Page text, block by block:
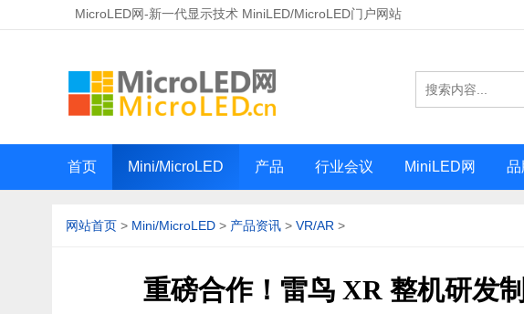
MicroLED网-新一代显示技术 MiniLED/MicroLED门户网站
首页 Mini/MicroLED 产品 行业会议 MiniLED网 品
网站首页 > Mini/MicroLED > 产品资讯 > VR/AR >
重磅合作！雷鸟 XR 整机研发